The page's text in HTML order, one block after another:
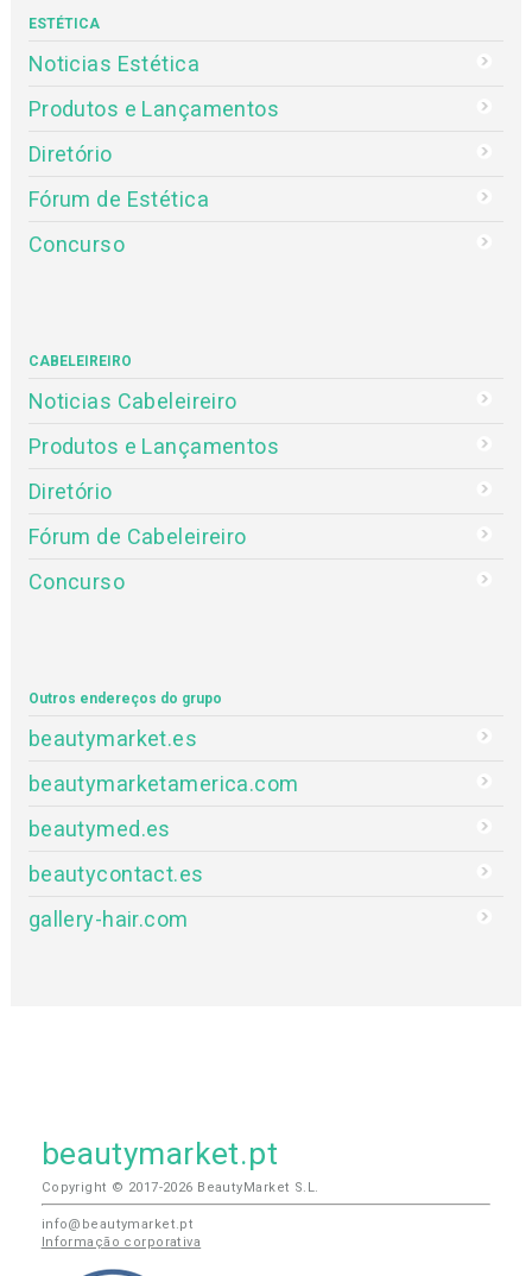
ESTÉTICA
Noticias Estética
Produtos e Lançamentos
Diretório
Fórum de Estética
Concurso
CABELEIREIRO
Noticias Cabeleireiro
Produtos e Lançamentos
Diretório
Fórum de Cabeleireiro
Concurso
Outros endereços do grupo
beautymarket.es
beautymarketamerica.com
beautymed.es
beautycontact.es
gallery-hair.com
beautymarket.pt
Copyright © 2017-2026 BeautyMarket S.L.
info@beautymarket.pt
Informação corporativa